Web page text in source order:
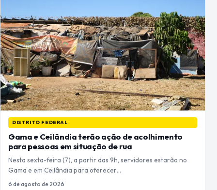
DISTRITO FEDERAL
Gama e Ceilândia terão ação de acolhimento
para pessoas em situação de rua
Nesta sexta-feira (7), a partir das 9h, servidores estarão no
Gama e em Ceilândia para oferecer…
6 de agosto de 2026